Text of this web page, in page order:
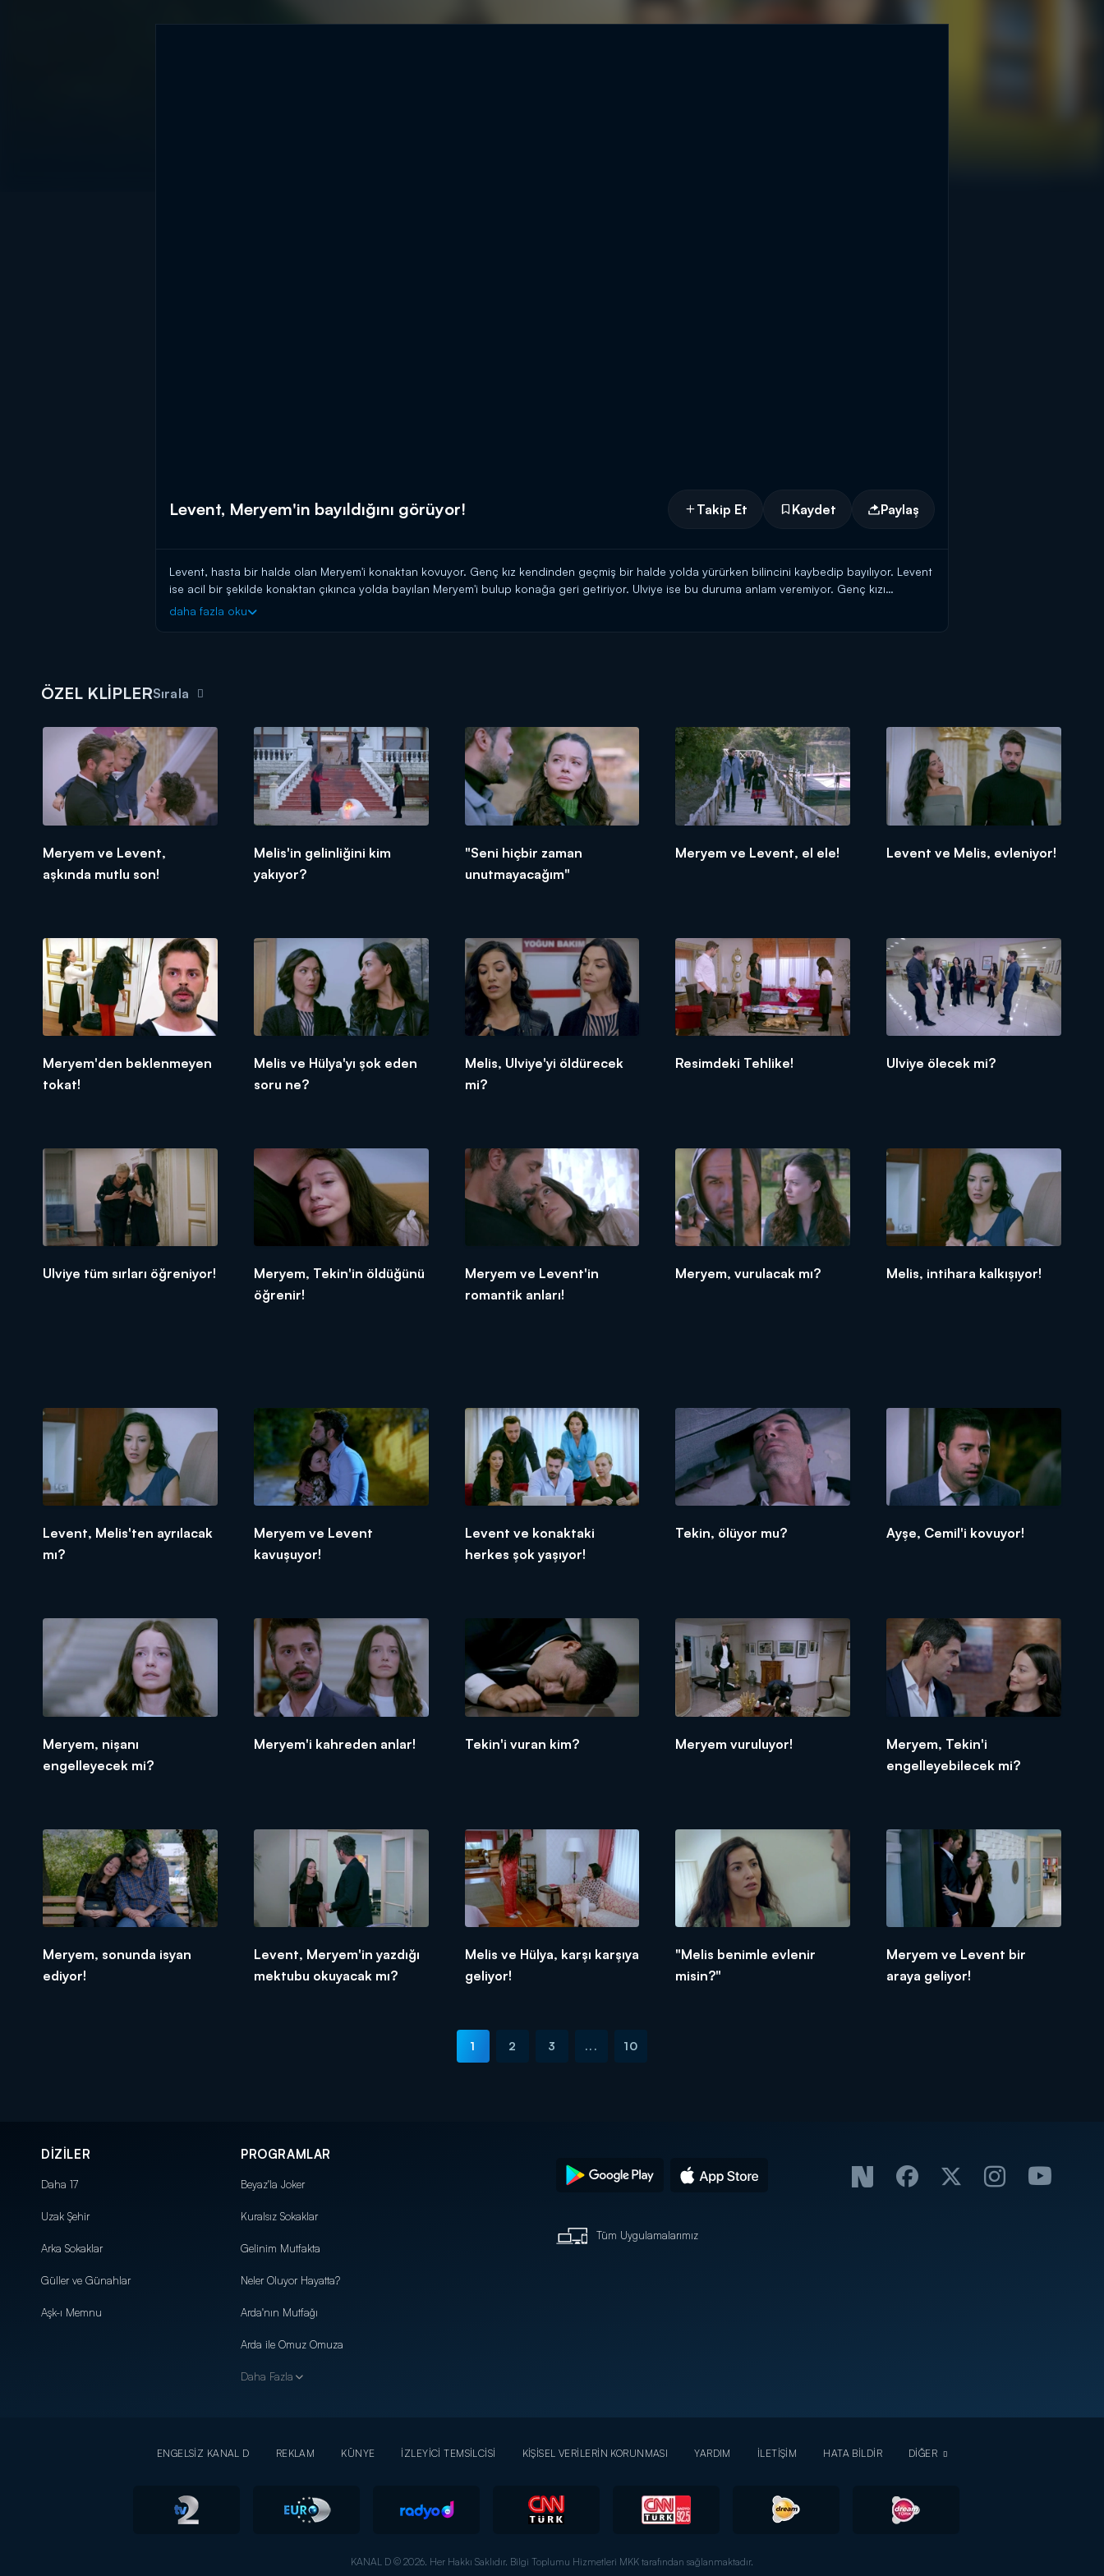
Levent, Meryem'in bayıldığını görüyor! Takip Et Kaydet Paylaş
Levent, hasta bir halde olan Meryem'i konaktan kovuyor. Genç kız kendinden geçmiş bir halde yolda yürürken bilincini kaybedip bayılıyor. Levent
ise acil bir şekilde konaktan çıkınca yolda bayılan Meryem'i bulup konağa geri getiriyor. Ulviye ise bu duruma anlam veremiyor. Genç kızı
kendisine gelmesi için odaya alıyorlar. Levent hem annesine hem de konaktaki çalışanlara kaşı oldukça öfkelidir. Meryem'in kendisine gelmesi için
daha fazla oku
ÖZEL KLİPLERSırala
Meryem ve Levent,
aşkında mutlu son!
Melis'in gelinliğini kim
yakıyor?
"Seni hiçbir zaman
unutmayacağım"
Meryem ve Levent, el ele! Levent ve Melis, evleniyor!
Meryem'den beklenmeyen
tokat!
Melis ve Hülya'yı şok eden
soru ne?
Melis, Ulviye'yi öldürecek
mi?
Resimdeki Tehlike! Ulviye ölecek mi?
Ulviye tüm sırları öğreniyor!
Meryem, Tekin'in öldüğünü
öğrenir!
Meryem ve Levent'in
romantik anları!
Meryem, vurulacak mı? Melis, intihara kalkışıyor!
Levent, Melis'ten ayrılacak
mı?
Meryem ve Levent
kavuşuyor!
Levent ve konaktaki
herkes şok yaşıyor!
Tekin, ölüyor mu? Ayşe, Cemil'i kovuyor!
Meryem, nişanı
engelleyecek mi?
Meryem'i kahreden anlar! Tekin'i vuran kim? Meryem vuruluyor!
Meryem, Tekin'i
engelleyebilecek mi?
Meryem, sonunda isyan
ediyor!
Levent, Meryem'in yazdığı
mektubu okuyacak mı?
Melis ve Hülya, karşı karşıya
geliyor!
"Melis benimle evlenir
misin?"
Meryem ve Levent bir
araya geliyor!
1 2 3 ... 10
DİZİLER
Daha 17
Uzak Şehir
Arka Sokaklar
Güller ve Günahlar
Aşk-ı Memnu
PROGRAMLAR
Beyaz'la Joker
Kuralsız Sokaklar
Gelinim Mutfakta
Neler Oluyor Hayatta?
Arda'nın Mutfağı
Arda ile Omuz Omuza
Daha Fazla
Tüm Uygulamalarımız
ENGELSİZ KANAL D REKLAM KÜNYE İZLEYİCİ TEMSİLCİSİ KİŞİSEL VERİLERİN KORUNMASI YARDIM İLETİŞİM HATA BİLDİR DİĞER
KANAL D © 2026. Her Hakkı Saklıdır. Bilgi Toplumu Hizmetleri MKK tarafından sağlanmaktadır.